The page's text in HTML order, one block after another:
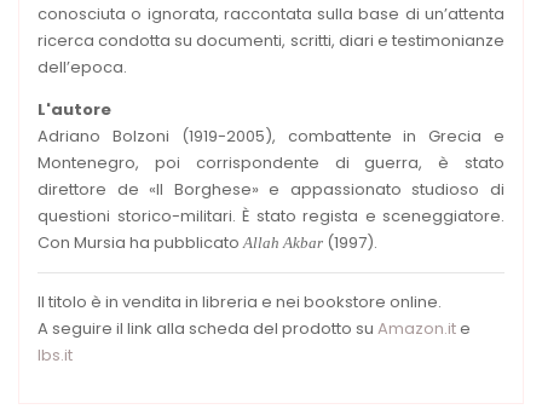
conosciuta o ignorata, raccontata sulla base di un’attenta
ricerca condotta su documenti, scritti, diari e testimonianze
dell’epoca.
L'autore
Adriano Bolzoni (1919-2005), combattente in Grecia e
Montenegro, poi corrispondente di guerra, è stato
direttore de «Il Borghese» e appassionato studioso di
questioni storico-militari. È stato regista e sceneggiatore.
Con Mursia ha pubblicatoAllah Akbar (1997).
Il titolo è in vendita in libreria e nei bookstore online.
A seguire il link alla scheda del prodotto su Amazon.ite
Ibs.it